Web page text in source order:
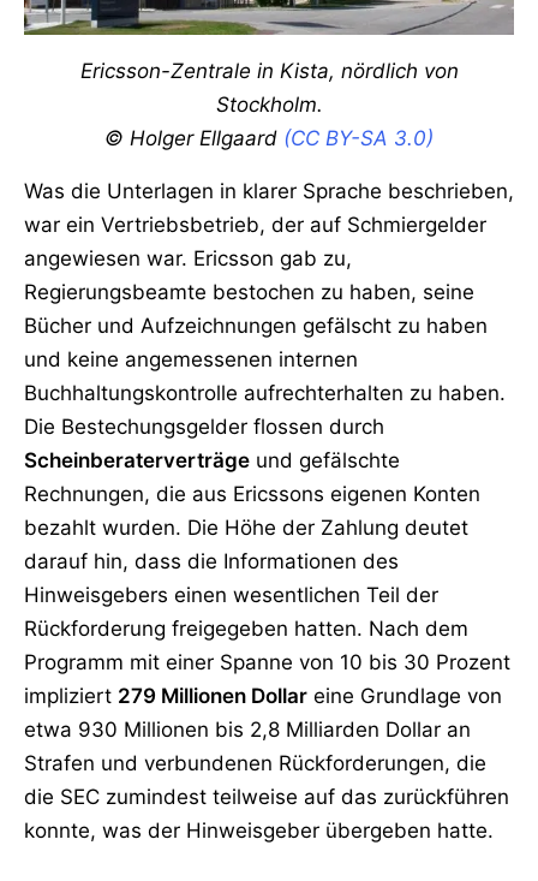
Ericsson-Zentrale in Kista, nördlich von
Stockholm.
© Holger Ellgaard (CC BY-SA 3.0)
Was die Unterlagen in klarer Sprache beschrieben,
war ein Vertriebsbetrieb, der auf Schmiergelder
angewiesen war. Ericsson gab zu,
Regierungsbeamte bestochen zu haben, seine
Bücher und Aufzeichnungen gefälscht zu haben
und keine angemessenen internen
Buchhaltungskontrolle aufrechterhalten zu haben.
Die Bestechungsgelder flossen durch
Scheinberaterverträge und gefälschte
Rechnungen, die aus Ericssons eigenen Konten
bezahlt wurden. Die Höhe der Zahlung deutet
darauf hin, dass die Informationen des
Hinweisgebers einen wesentlichen Teil der
Rückforderung freigegeben hatten. Nach dem
Programm mit einer Spanne von 10 bis 30 Prozent
impliziert 279 Millionen Dollar eine Grundlage von
etwa 930 Millionen bis 2,8 Milliarden Dollar an
Strafen und verbundenen Rückforderungen, die
die SEC zumindest teilweise auf das zurückführen
konnte, was der Hinweisgeber übergeben hatte.